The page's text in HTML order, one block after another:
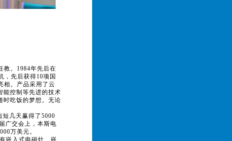
教。1984年先后在
，先后获得10项国
相。产品采用了云
能控制等先进的技术
时吃饭的梦想。无论
几天赢得了5000
广交会上，本斯电
万美元。
嵌入式电磁灶、嵌